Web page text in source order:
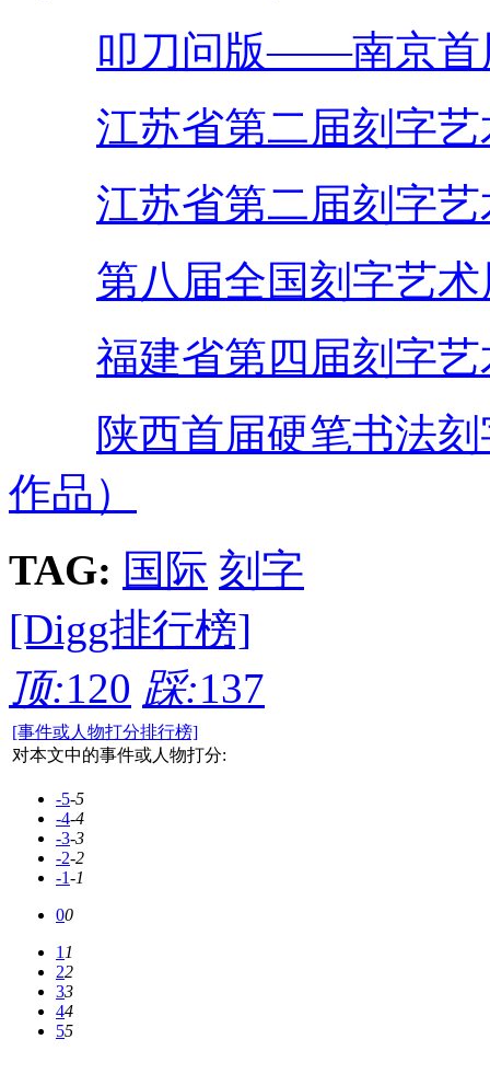
叩刀问版——南京首
江苏省第二届刻字
江苏省第二届刻字
第八届全国刻字艺
福建省第四届刻字
陕西首届硬笔书法
作品）
TAG: 国际 刻字
[Digg排行榜]
顶:120 踩:137
[事件或人物打分排行榜]
对本文中的事件或人物打分:
-5-5
-4-4
-3-3
-2-2
-1-1
00
11
22
33
44
55